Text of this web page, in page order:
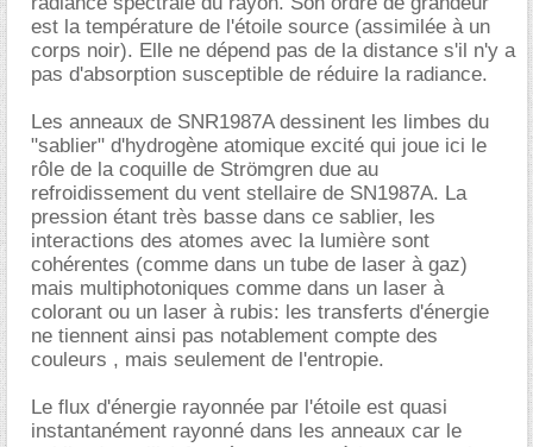
est la température de l'étoile source (assimilée à un
corps noir). Elle ne dépend pas de la distance s'il n'y a
pas d'absorption susceptible de réduire la radiance.
Les anneaux de SNR1987A dessinent les limbes du
"sablier" d'hydrogène atomique excité qui joue ici le
rôle de la coquille de Strömgren due au
refroidissement du vent stellaire de SN1987A. La
pression étant très basse dans ce sablier, les
interactions des atomes avec la lumière sont
cohérentes (comme dans un tube de laser à gaz)
mais multiphotoniques comme dans un laser à
colorant ou un laser à rubis: les transferts d'énergie
ne tiennent ainsi pas notablement compte des
couleurs , mais seulement de l'entropie.
Le flux d'énergie rayonnée par l'étoile est quasi
instantanément rayonné dans les anneaux car le